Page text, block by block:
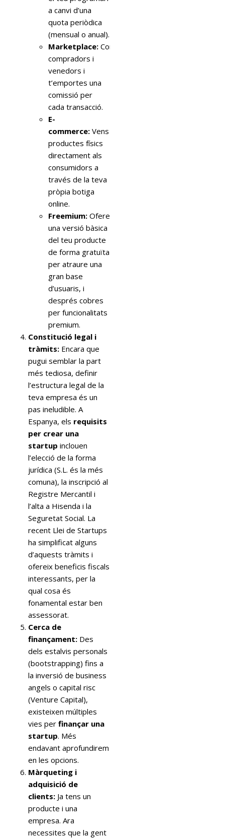
a canvi d’una
quota periòdica
(mensual o anual).
Marketplace: Connectes
compradors i
venedors i
t’emportes una
comissió per
cada transacció.
E-
commerce: Vens
productes físics
directament als
consumidors a
través de la teva
pròpia botiga
online.
Freemium: Ofereixes
una versió bàsica
del teu producte
de forma gratuïta
per atraure una
gran base
d’usuaris, i
després cobres
per funcionalitats
premium.
Constitució legal i
tràmits: Encara que
pugui semblar la part
més tediosa, definir
l’estructura legal de la
teva empresa és un
pas ineludible. A
Espanya, els requisits
per crear una
startup inclouen
l’elecció de la forma
jurídica (S.L. és la més
comuna), la inscripció al
Registre Mercantil i
l’alta a Hisenda i la
Seguretat Social. La
recent Llei de Startups
ha simplificat alguns
d’aquests tràmits i
ofereix beneficis fiscals
interessants, per la
qual cosa és
fonamental estar ben
assessorat.
Cerca de
finançament: Des
dels estalvis personals
(bootstrapping) fins a
la inversió de business
angels o capital risc
(Venture Capital),
existeixen múltiples
vies perfinançar una
startup. Més
endavant aprofundirem
en les opcions.
Màrqueting i
adquisició de
clients: Ja tens un
producte i una
empresa. Ara
necessites que la gent